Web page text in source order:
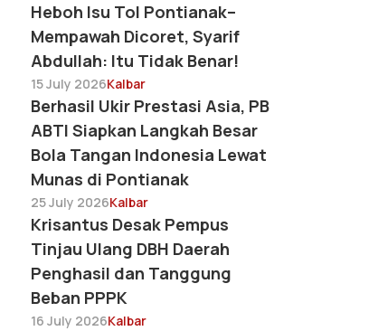
Heboh Isu Tol Pontianak–
Mempawah Dicoret, Syarif
Abdullah: Itu Tidak Benar!
15 July 2026Kalbar
Berhasil Ukir Prestasi Asia, PB
ABTI Siapkan Langkah Besar
Bola Tangan Indonesia Lewat
Munas di Pontianak
25 July 2026Kalbar
Krisantus Desak Pempus
Tinjau Ulang DBH Daerah
Penghasil dan Tanggung
Beban PPPK
16 July 2026Kalbar